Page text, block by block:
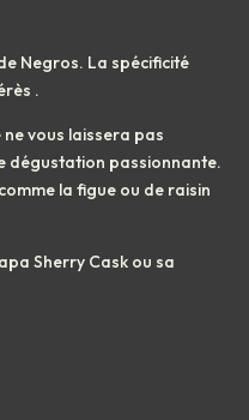
Negros. La spécificité
.
vous laissera pas
dégustation passionnante.
la figue ou de raisin
Sherry Cask ou sa